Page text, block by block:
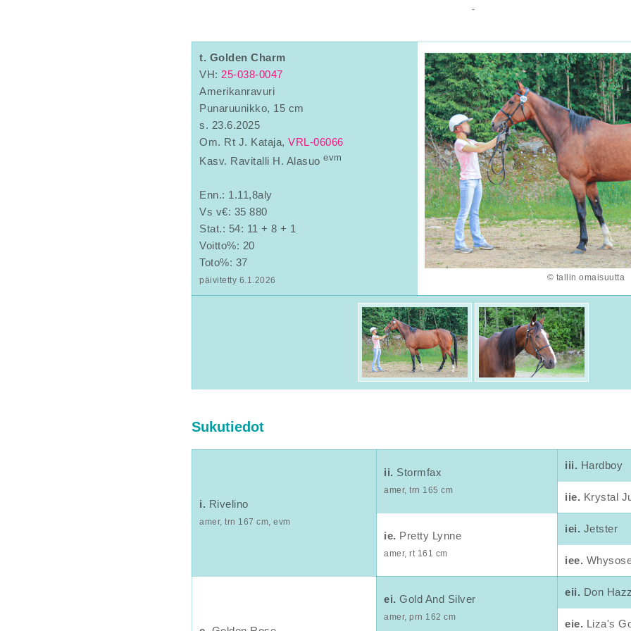
-
t. Golden Charm
VH: 25-038-0047
Amerikanravuri
Punaruunikko, 15 cm
s. 23.6.2025
Om. Rt J. Kataja, VRL-06066
Kasv. Ravitalli H. Alasuo evm
Enn.: 1.11,8aly
Vs v€: 35 880
Stat.: 54: 11 + 8 + 1
Voitto%: 20
Toto%: 37
päivitetty 6.1.2026 © tallin omaisuutta
Sukutiedot
i. Rivelino
amer, trn 167 cm, evm
ii. Stormfax
amer, trn 165 cm
iii. Hardboy
iie. Krystal
ie. Pretty Lynne
amer, rt 161 cm
iei. Jetster
iee.
ei. Gold And Silver
amer, prn 162 cm
eii. Don
eie. Liza's